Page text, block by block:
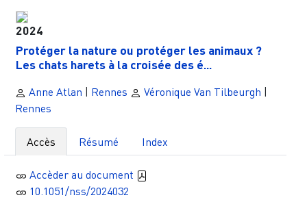
2024
Protéger la nature ou protéger les animaux ?
Les chats harets à la croisée des é...
Anne Atlan Rennes Véronique Van Tilbeurgh
Rennes
Accès Résumé Index
Accèder au document
10.1051/nss/2024032